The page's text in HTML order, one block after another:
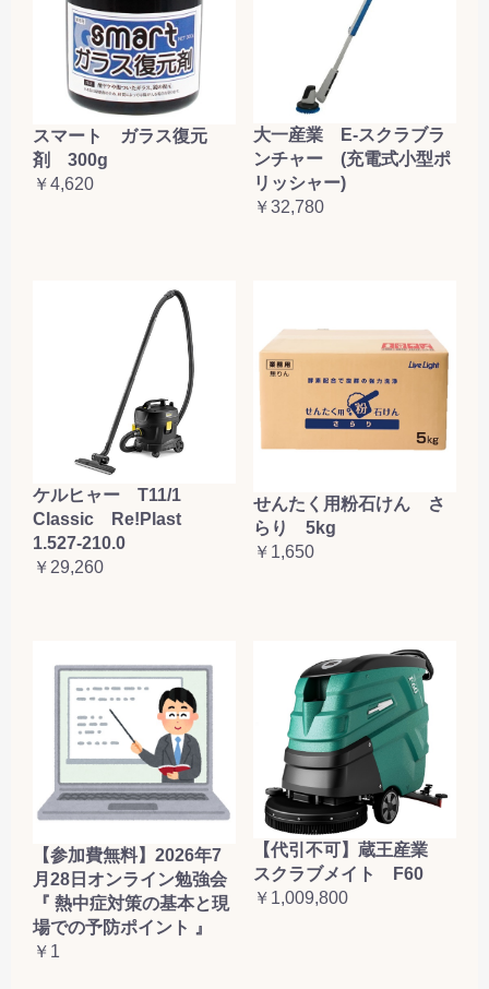
スマート ガラス復元
剤 300g
￥4,620
大一産業 E-スクラブラ
ンチャー (充電式小型ポ
リッシャー)
￥32,780
ケルヒャー T11/1
Classic Re!Plast
1.527-210.0
￥29,260
せんたく用粉石けん さ
らり 5kg
￥1,650
【参加費無料】2026年7
月28日オンライン勉強会
『 熱中症対策の基本と現
場での予防ポイント 』
￥1
【代引不可】蔵王産業
スクラブメイト F60
￥1,009,800